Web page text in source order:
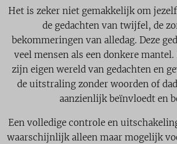
Het is zeker niet gemakkelijk om
de gedachten van twijfel, de
bekommeringen van alledag. Deze
veel mensen als een donkere
zijn eigen wereld van gedachten en
de uitstraling zonder woorden of
aanzienlijk beïnvloedt en
Een volledige controle en
waarschijnlijk alleen maar mogelijk